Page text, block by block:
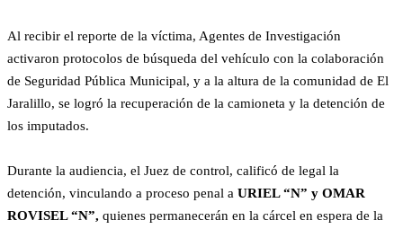
Al recibir el reporte de la víctima, Agentes de Investigación
activaron protocolos de búsqueda del vehículo con la colaboración
de Seguridad Pública Municipal, y a la altura de la comunidad de El
Jaralillo, se logró la recuperación de la camioneta y la detención de
los imputados.
Durante la audiencia, el Juez de control, calificó de legal la
detención, vinculando a proceso penal a URIEL “N” y OMAR
ROVISEL “N”, quienes permanecerán en la cárcel en espera de la